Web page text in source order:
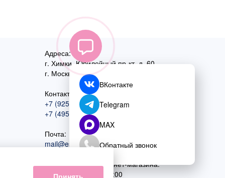
Адреса:
г. Химки, Юбилейный пр-кт, д. 60
г. Москва,ул. Перовская, д. 59
Контактный номер:
+7 (925) 585-74-27
+7 (495) 970-44-75
Почта:
mail@esta-fiesta.ru
Режим работы интернет-магазина:
ПН-ВС с 09:00 до 21:00
ВКонтакте
Telegram
MAX
Обратный звонок
Принять